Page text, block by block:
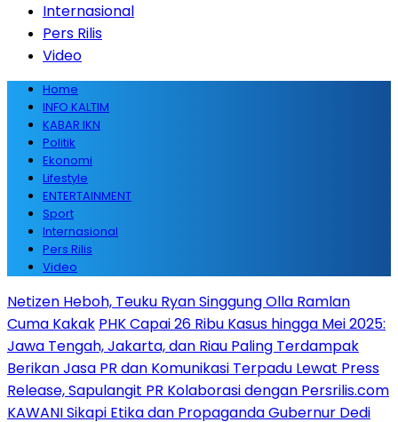
Internasional
Pers Rilis
Video
Home
INFO KALTIM
KABAR IKN
Politik
Ekonomi
Lifestyle
ENTERTAINMENT
Sport
Internasional
Pers Rilis
Video
Netizen Heboh, Teuku Ryan Singgung Olla Ramlan
Cuma Kakak PHK Capai 26 Ribu Kasus hingga Mei 2025:
Jawa Tengah, Jakarta, dan Riau Paling Terdampak
Berikan Jasa PR dan Komunikasi Terpadu Lewat Press
Release, Sapulangit PR Kolaborasi dengan Persrilis.com
KAWANI Sikapi Etika dan Propaganda Gubernur Dedi